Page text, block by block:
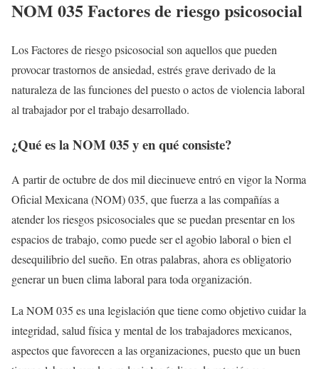
NOM 035 Factores de riesgo psicosocial
Los Factores de riesgo psicosocial son aquellos que pueden
provocar trastornos de ansiedad, estrés grave derivado de la
naturaleza de las funciones del puesto o actos de violencia laboral
al trabajador por el trabajo desarrollado.
¿Qué es la NOM 035 y en qué consiste?
A partir de octubre de dos mil diecinueve entró en vigor la Norma
Oficial Mexicana (NOM) 035, que fuerza a las compañías a
atender los riesgos psicosociales que se puedan presentar en los
espacios de trabajo, como puede ser el agobio laboral o bien el
desequilibrio del sueño. En otras palabras, ahora es obligatorio
generar un buen clima laboral para toda organización.
La NOM 035 es una legislación que tiene como objetivo cuidar la
integridad, salud física y mental de los trabajadores mexicanos,
aspectos que favorecen a las organizaciones, puesto que un buen